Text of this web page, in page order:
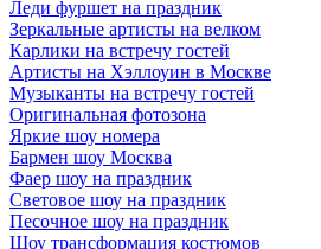
Леди фуршет на праздник
Зеркальные артисты на велком
Карлики на встречу гостей
Артисты на Хэллоуин в Москве
Музыканты на встречу гостей
Оригинальная фотозона
Яркие шоу номера
Бармен шоу Москва
Фаер шоу на праздник
Световое шоу на праздник
Песочное шоу на праздник
Шоу трансформация костюмов